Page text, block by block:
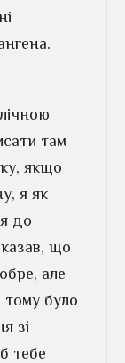
там
якщо
я як
до
що
але
тому було
зі
тебе